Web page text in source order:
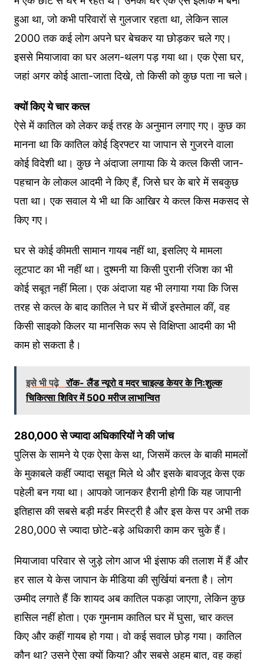
हुआ था, जो कभी परिवारों से गुलजार रहता था, लेकिन साल
2000 तक कई लोग अपने घर बेचकर या छोड़कर चले गए।
इससे मियाजावा का घर अलग-थलग पड़ गया था। एक ऐसा घर,
जहां अगर कोई आता-जाता दिखे, तो किसी को कुछ पता ना चले।
क्यों किए ये चार कत्ल
ऐसे में कातिल को लेकर कई तरह के अनुमान लगाए गए। कुछ का
मानना था कि कातिल कोई ड्रिफ्टर या जापान से गुजरने वाला
कोई विदेशी था। कुछ ने अंदाजा लगाया कि ये कत्ल किसी जान-
पहचान के लोकल आदमी ने किए हैं, जिसे घर के बारे में सबकुछ
पता था। एक सवाल ये भी था कि आखिर ये कत्ल किस मकसद से
किए गए।
घर से कोई कीमती सामान गायब नहीं था, इसलिए ये मामला
लूटपाट का भी नहीं था। दुश्मनी या किसी पुरानी रंजिश का भी
कोई सबूत नहीं मिला। एक अंदाजा यह भी लगाया गया कि जिस
तरह से कत्ल के बाद कातिल ने घर में चीजें इस्तेमाल कीं, वह
किसी साइको किलर या मानसिक रूप से विक्षिप्ता आदमी का भी
काम हो सकता है।
इसे भी पढ़े रॉक- लैंड न्यूरो व मदर चाइल्ड केयर के निःशुल्क
चिकित्सा शिविर में 500 मरीज लाभान्वित
280,000 से ज्यादा अधिकारियों ने की जांच
पुलिस के सामने ये एक ऐसा केस था, जिसमें कत्ल के बाकी मामलों
के मुकाबले कहीं ज्यादा सबूत मिले थे और इसके बावजूद केस एक
पहेली बन गया था। आपको जानकर हैरानी होगी कि यह जापानी
इतिहास की सबसे बड़ी मर्डर मिस्ट्री है और इस केस पर अभी तक
280,000 से ज्यादा छोटे-बड़े अधिकारी काम कर चुके हैं।
मियाजावा परिवार से जुड़े लोग आज भी इंसाफ की तलाश में हैं और
हर साल ये केस जापान के मीडिया की सुर्खियां बनता है। लोग
उम्मीद लगाते हैं कि शायद अब कातिल पकड़ा जाएगा, लेकिन कुछ
हासिल नहीं होता। एक गुमनाम कातिल घर में घुसा, चार कत्ल
किए और कहीं गायब हो गया। वो कई सवाल छोड़ गया। कातिल
कौन था? उसने ऐसा क्यों किया? और सबसे अहम बात, वह कहां